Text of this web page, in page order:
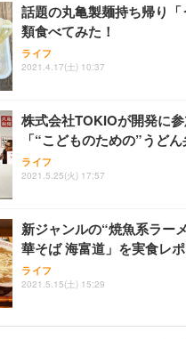
話題の丸亀製麺持ち帰り
類食べてみた！
ライフ
2021.4.17(土) 10:37
株式会社TOKIOが開発に
「“こどものための”うどん
ライフ
2021.5.25(火) 17:57
新ジャンルの“焼魚系ラー
華そば 海富道」を実食レ
ライフ
2021.5.15(土) 15:29